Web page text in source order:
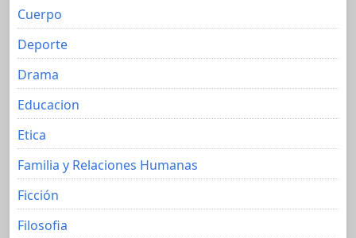
Cuerpo
Deporte
Drama
Educacion
Etica
Familia y Relaciones Humanas
Ficción
Filosofia